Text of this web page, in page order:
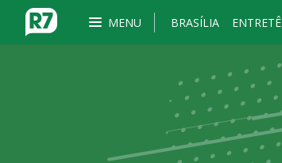
MENU BRASÍLIA ENTRETÊ